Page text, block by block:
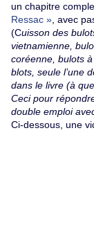
un chapitre
Ressac » , avec
(Cuisson des
vietnamienne,
coréenne, bulots
blots, seule l’une
dans le livre (à
Ceci pour
double emploi
Ci-dessous, une